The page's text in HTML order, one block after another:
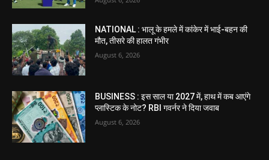
NATIONAL : भालू के हमले में कांकेर में भाई-बहन की
मौत, तीसरे की हालत गंभीर
August 6, 2026
BUSINESS : इस साल या 2027 में, हाथ में कब आएंगे
प्लास्टिक के नोट? RBI गवर्नर ने दिया जवाब
August 6, 2026